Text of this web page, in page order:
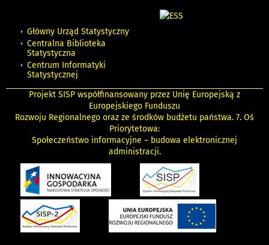
Główny Urząd Statystyczny
Centralna Biblioteka
Statystyczna
Centrum Informatyki
Statystycznej
Projekt SISP współfinansowany przez Unię Europejską z
Europejskiego Funduszu
Rozwoju Regionalnego oraz ze środków budżetu państwa. 7. Oś
Priorytetowa:
Społeczeństwo informacyjne – budowa elektronicznej
administracji.